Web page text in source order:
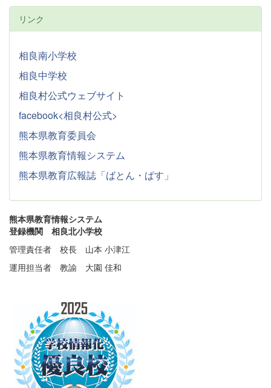
リンク
相良南小学校
相良中学校
相良村公式ウェブサイト
facebook<相良村公式>
熊本県教育委員会
熊本県教育情報システム
熊本県教育広報誌「ばとん・ぱす」
熊本県教育情報システム
登録機関 相良北小学校
管理責任者 校長 山本 小津江
運用担当者 教諭 大園 佳和